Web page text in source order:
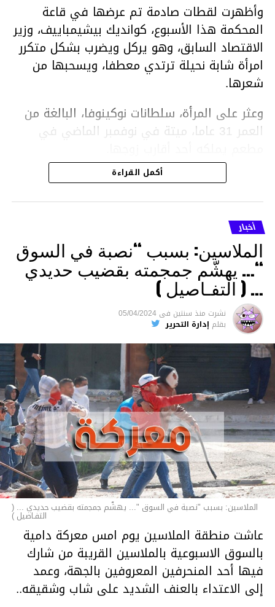
وأظهرت لقطات صادمة تم عرضها في قاعة
المحكمة هذا الأسبوع، كوانديك بيشيمباييف، وزير
الاقتصاد السابق، وهو يركل ويضرب بشكل متكرر
امرأة شابة نحيلة ترتدي معطفا، ويسحبها من
شعرها.
وعثر على المرأة، سلطانات نوكينوفا، البالغة من
العمر 31 عاما، ميتة في نوفمبر الماضي في
ووفقا لتقرير الطبيب الشرعي، توفيت نوكينوفا
متأثرة بصدمة في الدماغ، وكانت إحدى عظام
أنفها مكسورة وكانت هناك كدمات متعددة على
وجهها ورأسها وذراعيها ويديها.
ويواجه بيشيمباييف (43 عاما) اتهامات بالتعذيب
والقتل باستخدام العنف الشديد ويواجه عقوبة
السجن لمدة تصل إلى 20 عاما.
الأخبار
أكمل القراءة
أخبار
الملاسين: بسبب “نصبة في السوق
“… يهشّم جمجمته بقضيب حديدي
… ( التفـاصيل )
نشرت منذ سنتين فى 05/04/2024
بقلم إدارة التحرير
الملاسين: بسبب "نصبة في السوق "... يهشّم جمجمته بقضيب حديدي ... (
التفـاصيل )
عاشت منطقة الملاسين يوم امس معركة دامية
بالسوق الاسبوعية بالملاسين القريبة من شارك
فيها أحد المنحرفين المعروفين بالجهة، وعمد
إلى الاعتداء بالعنف الشديد على شاب وشقيقه..